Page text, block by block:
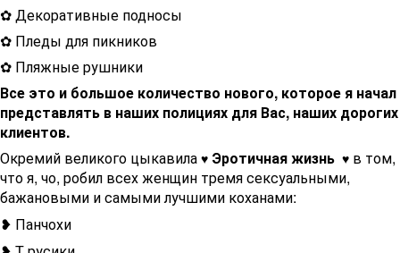
✿ Декоративные подносы
✿ Пледы для пикников
✿ Пляжные рушники
Все это и большое количество нового, которое я начал
представлять в наших полициях для Вас, наших дорогих
клиентов.
Окремий великого цыкавила ♥ Эротичная жизнь ♥ в том,
что я, чо, робил всех женщин тремя сексуальными,
бажановыми и самыми лучшими коханами:
❥ Панчохи